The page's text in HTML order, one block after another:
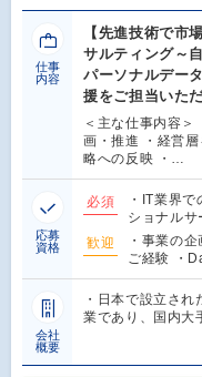
仕事
内容
【先進技術で市
サルティング～
パーソナルデー
援をご担当いた
＜主な仕事内容
画・推進 ・経営
略への反映 ・…
応募
資格
必須
・IT業界
ショナルサ
歓迎
・事業の
ご経験 ・
会社
概要
・日本で設立さ
業であり、国内大